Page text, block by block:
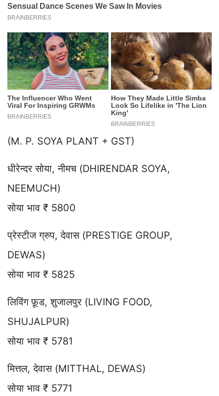
(M. P. SOYA PLANT + GST)
धीरेन्दर सोया, नीमच (DHIRENDAR SOYA,
NEEMUCH)
सोया भाव ₹ 5800
प्रेस्टीज ग्रुप, देवास (PRESTIGE GROUP,
DEWAS)
सोया भाव ₹ 5825
लिविंग फ़ूड, शुजालपुर (LIVING FOOD,
SHUJALPUR)
सोया भाव ₹ 5781
मित्तल, देवास (MITTHAL, DEWAS)
सोया भाव ₹ 5771